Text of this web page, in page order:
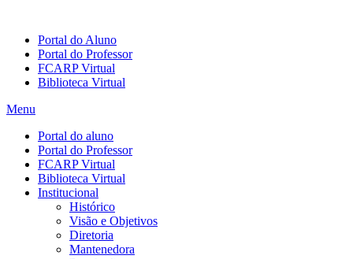
Portal do Aluno
Portal do Professor
FCARP Virtual
Biblioteca Virtual
Menu
Portal do aluno
Portal do Professor
FCARP Virtual
Biblioteca Virtual
Institucional
Histórico
Visão e Objetivos
Diretoria
Mantenedora